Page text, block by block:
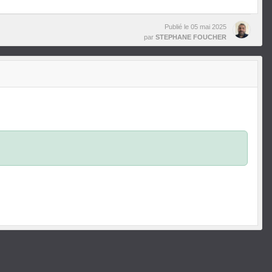
Publié le 05 mai 2025
par STEPHANE FOUCHER